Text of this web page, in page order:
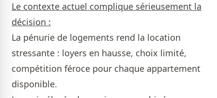
Le contexte actuel complique sérieusement la
décision :
La pénurie de logements rend la location
stressante : loyers en hausse, choix limité,
compétition féroce pour chaque appartement
disponible.